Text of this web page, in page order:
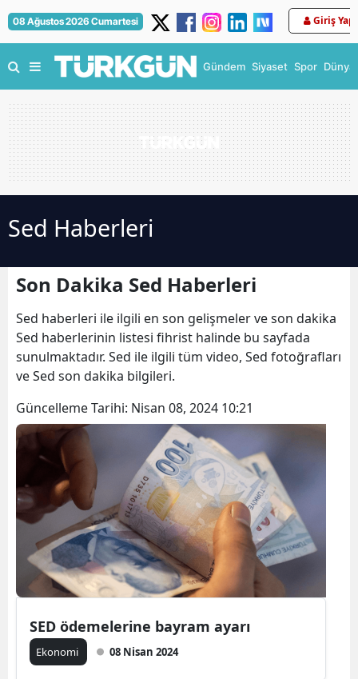
08 Ağustos 2026 Cumartesi Giriş Yap
Gündem Siyaset Spor Dünya
Sed Haberleri
Son Dakika Sed Haberleri
Sed haberleri ile ilgili en son gelişmeler ve son dakika
Sed haberlerinin listesi fihrist halinde bu sayfada
sunulmaktadır. Sed ile ilgili tüm video, Sed fotoğrafları
ve Sed son dakika bilgileri.
Güncelleme Tarihi: Nisan 08, 2024 10:21
SED ödemelerine bayram ayarı
Ekonomi 08 Nisan 2024